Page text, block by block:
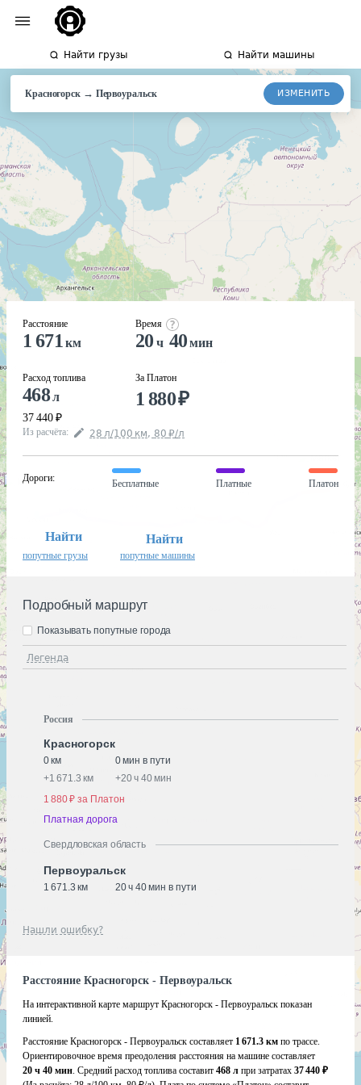
Найти грузы Найти машины
Красногорск→ Первоуральск ИЗМЕНИТЬ
Расстояние
1 671 км
Расход топлива
468л
37 440 ₽
Время
20 ч 40 мин
За Платон
1 880₽
Из расчёта: 28 л/100 км, 80 ₽/л
Дороги:
Бесплатные Платные Платон
Найти
попутные грузы
Найти
попутные машины
Подробный маршрут
Легенда
Показывать попутные города
Россия
Красногорск
0 км
0 мин в пути
+1 671.3 км +20 ч 40 мин
1 880 ₽ за Платон
Платная дорога
Свердловская область
Первоуральск
1 671.3 км 20 ч 40 мин в пути
Нашли ошибку?
Расстояние Красногорск - Первоуральск
На интерактивной карте маршрут Красногорск - Первоуральск показан
линией.
Расстояние Красногорск - Первоуральск составляет 1 671.3 км по трассе.
Ориентировочное время преодоления расстояния на машине составляет
20 ч 40 мин. Средний расход топлива составит 468 л при затратах 37 440 ₽